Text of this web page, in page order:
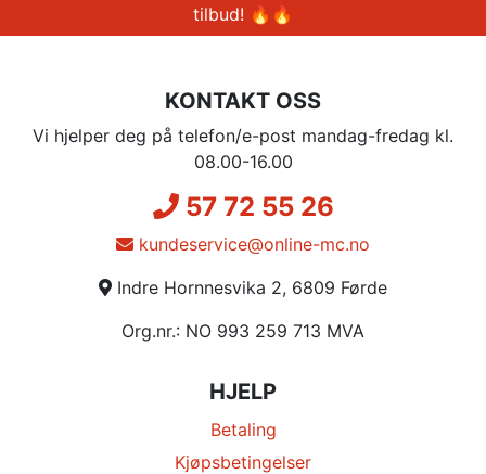
tilbud! 🔥🔥
KONTAKT OSS
Vi hjelper deg på telefon/e-post mandag-fredag kl.
08.00-16.00
57 72 55 26
kundeservice@online-mc.no
Indre Hornnesvika 2, 6809 Førde
Org.nr.: NO 993 259 713 MVA
HJELP
Betaling
Kjøpsbetingelser